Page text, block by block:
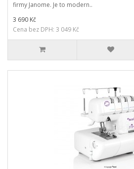
firmy Janome. Je to modern..
3 690 Kč
Cena bez DPH: 3 049 Kč